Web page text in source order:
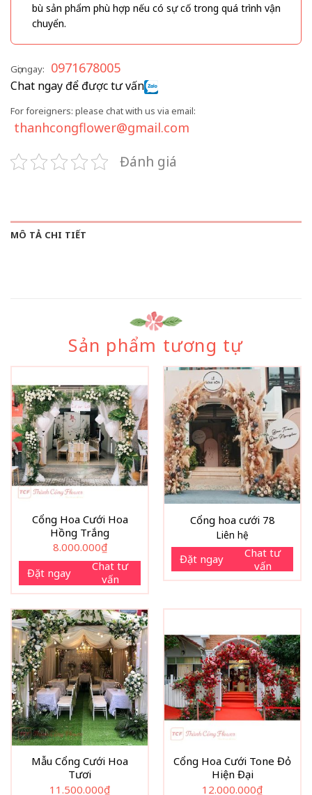
bù sản phẩm phù hợp nếu có sự cố trong quá trình vận
chuyển.
Gọi ngay: 0971678005
Chat ngay để được tư vấn
For foreigners: please chat with us via email:
thanhcongflower@gmail.com
Đánh giá
MÔ TẢ CHI TIẾT
Sản phẩm tương tự
Cổng Hoa Cưới Hoa
Hồng Trắng
8.000.000₫
Đặt ngay
Chat tư
vấn
Cổng hoa cưới 78
Liên hệ
Đặt ngay
Chat tư
vấn
Mẫu Cổng Cưới Hoa
Tươi
11.500.000₫
Cổng Hoa Cưới Tone Đỏ
Hiện Đại
12.000.000₫